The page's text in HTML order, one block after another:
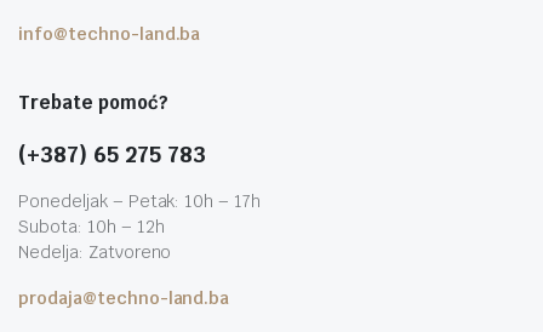
info@techno-land.ba
Trebate pomoć?
(+387) 65 275 783
Ponedeljak – Petak: 10h – 17h
Subota: 10h – 12h
Nedelja: Zatvoreno
prodaja@techno-land.ba